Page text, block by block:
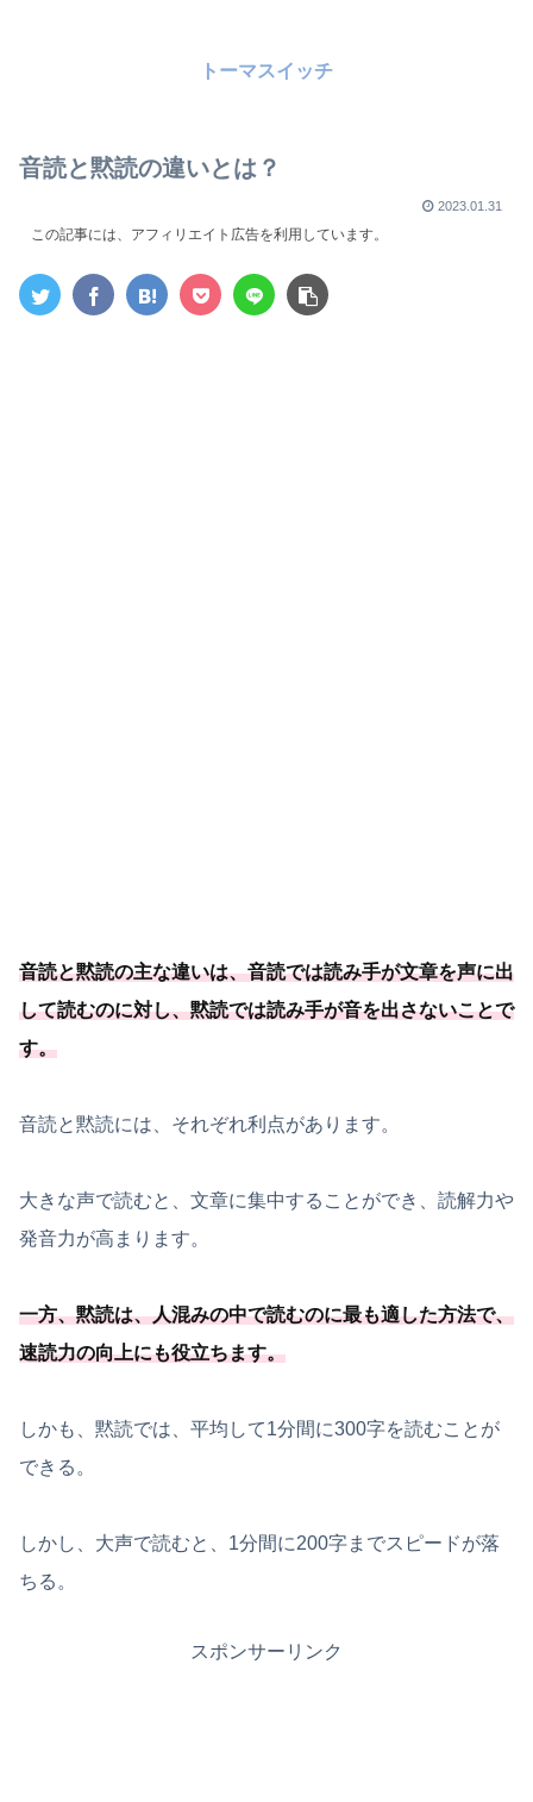
トーマスイッチ
音読と黙読の違いとは？
2023.01.31
この記事には、アフィリエイト広告を利用しています。
音読と黙読の主な違いは、音読では読み手が文章を声に出
して読むのに対し、黙読では読み手が音を出さないことで
す。
音読と黙読には、それぞれ利点があります。
大きな声で読むと、文章に集中することができ、読解力や
発音力が高まります。
一方、黙読は、人混みの中で読むのに最も適した方法で、
速読力の向上にも役立ちます。
しかも、黙読では、平均して1分間に300字を読むことが
できる。
しかし、大声で読むと、1分間に200字までスピードが落
ちる。
スポンサーリンク